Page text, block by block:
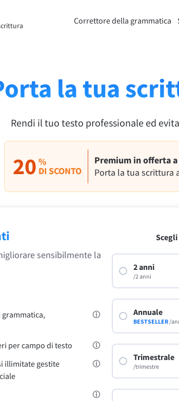
Correttore della grammatica
grammaticale Prova lo Strumento di
di grammatica dei tuoi testi e ti aiuta a trovare il
Estensioni per email
Aiuto
la tua
Rendi il tuo testo professionale ed
20 %
DI SCONTO
Premium in offerta
Porta la tua scrittura
sensibilmente la
per campo di testo
illimitate gestite
2 anni
/2 anni
Annuale
BESTSELLER /
Trimestrale
/trimestre